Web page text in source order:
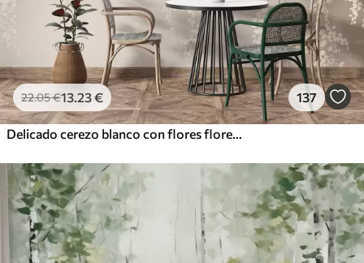
22.05€13.23€ 137
Delicado cerezo blanco con flores floreciendo en las ramas sobre un fondo beige